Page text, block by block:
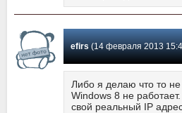
efirs(14 февраля 2013 15:47)
Либо я делаю что то не
Windows 8 не
свой реальный IP